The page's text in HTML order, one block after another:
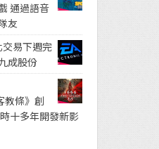
通過語音
友
交易下週完
成股份
條》創
十多年開發新影